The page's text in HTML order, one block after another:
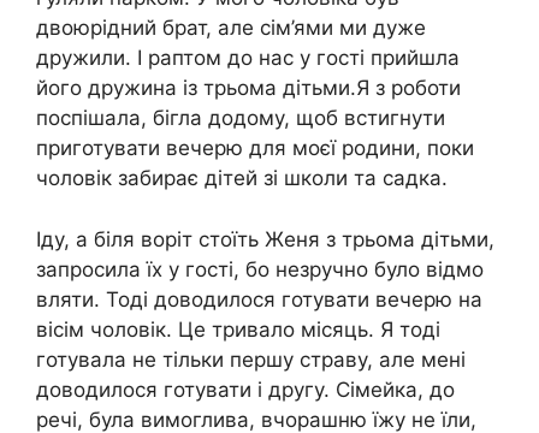
двоюрідний брат, але сім’ями ми дуже
дружили. І раптом до нас у гості прийшла
його дружина із трьома дітьми.Я з роботи
поспішала, бігла додому, щоб встигнути
приготувати вечерю для моєї родини, поки
чоловік забирає дітей зі школи та садка.
Іду, а біля воріт стоїть Женя з трьома дітьми,
запросила їх у гості, бо незручно було відмо
вляти. Тоді доводилося готувати вечерю на
вісім чоловік. Це тривало місяць. Я тоді
готувала не тільки першу страву, але мені
доводилося готувати і другу. Сімейка, до
речі, була вимоглива, вчорашню їжу не їли,